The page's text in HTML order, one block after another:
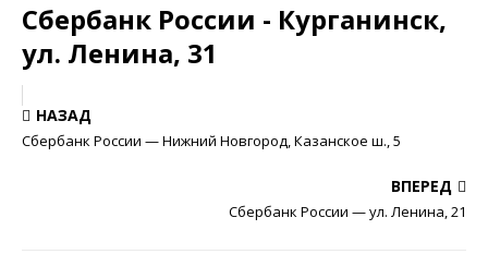
Сбербанк России - Курганинск,
ул. Ленина, 31
НАЗАД
Сбербанк России — Нижний Новгород, Казанское ш., 5
ВПЕРЕД
Сбербанк России — ул. Ленина, 21